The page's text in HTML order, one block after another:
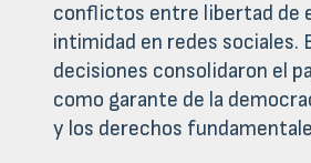
conflictos entre libertad de
intimidad en redes sociales.
decisiones consolidaron el
como garante de la
y los derechos